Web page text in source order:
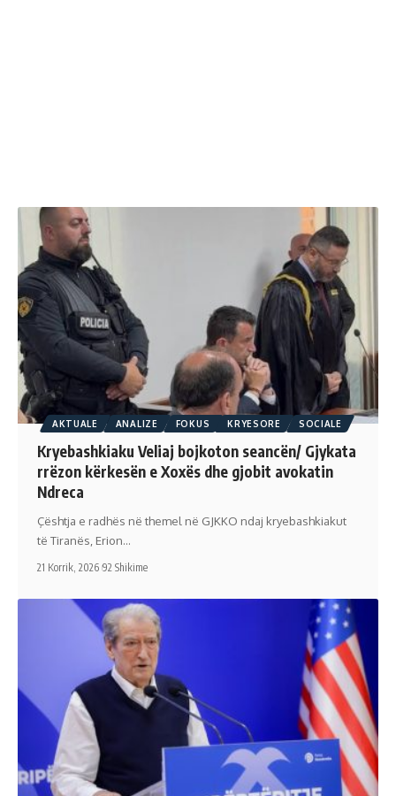
AKTUALE ANALIZE FOKUS KRYESORE SOCIALE
Kryebashkiaku Veliaj bojkoton seancën/ Gjykata
rrëzon kërkesën e Xoxës dhe gjobit avokatin
Ndreca
Çështja e radhës në themel në GJKKO ndaj kryebashkiakut
të Tiranës, Erion…
21 Korrik, 2026 92 Shikime